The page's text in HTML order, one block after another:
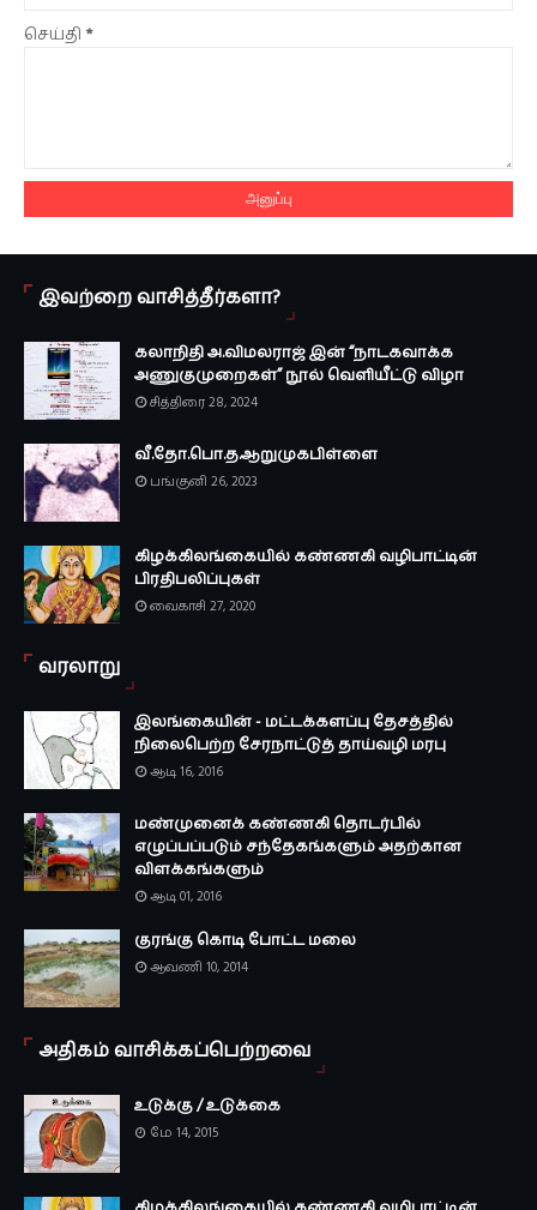
செய்தி *
இவற்றை வாசித்தீர்களா?
கலாநிதி அ.விமலராஜ் இன் “நாடகவாக்க
அணுகுமுறைகள்” நூல் வெளியீட்டு விழா
சித்திரை 28, 2024
வீ.தோ.பொ.த.ஆறுமுகபிள்ளை
பங்குனி 26, 2023
கிழக்கிலங்கையில் கண்ணகி வழிபாட்டின்
பிரதிபலிப்புகள்
வைகாசி 27, 2020
வரலாறு
இலங்கையின் - மட்டக்களப்பு தேசத்தில்
நிலைபெற்ற சேரநாட்டுத் தாய்வழி மரபு
ஆடி 16, 2016
மண்முனைக் கண்ணகி தொடர்பில்
எழுப்பப்படும் சந்தேகங்களும் அதற்கான
விளக்கங்களும்
ஆடி 01, 2016
குரங்கு கொடி போட்ட மலை
ஆவணி 10, 2014
அதிகம் வாசிக்கப்பெற்றவை
உடுக்கு / உடுக்கை
மே 14, 2015